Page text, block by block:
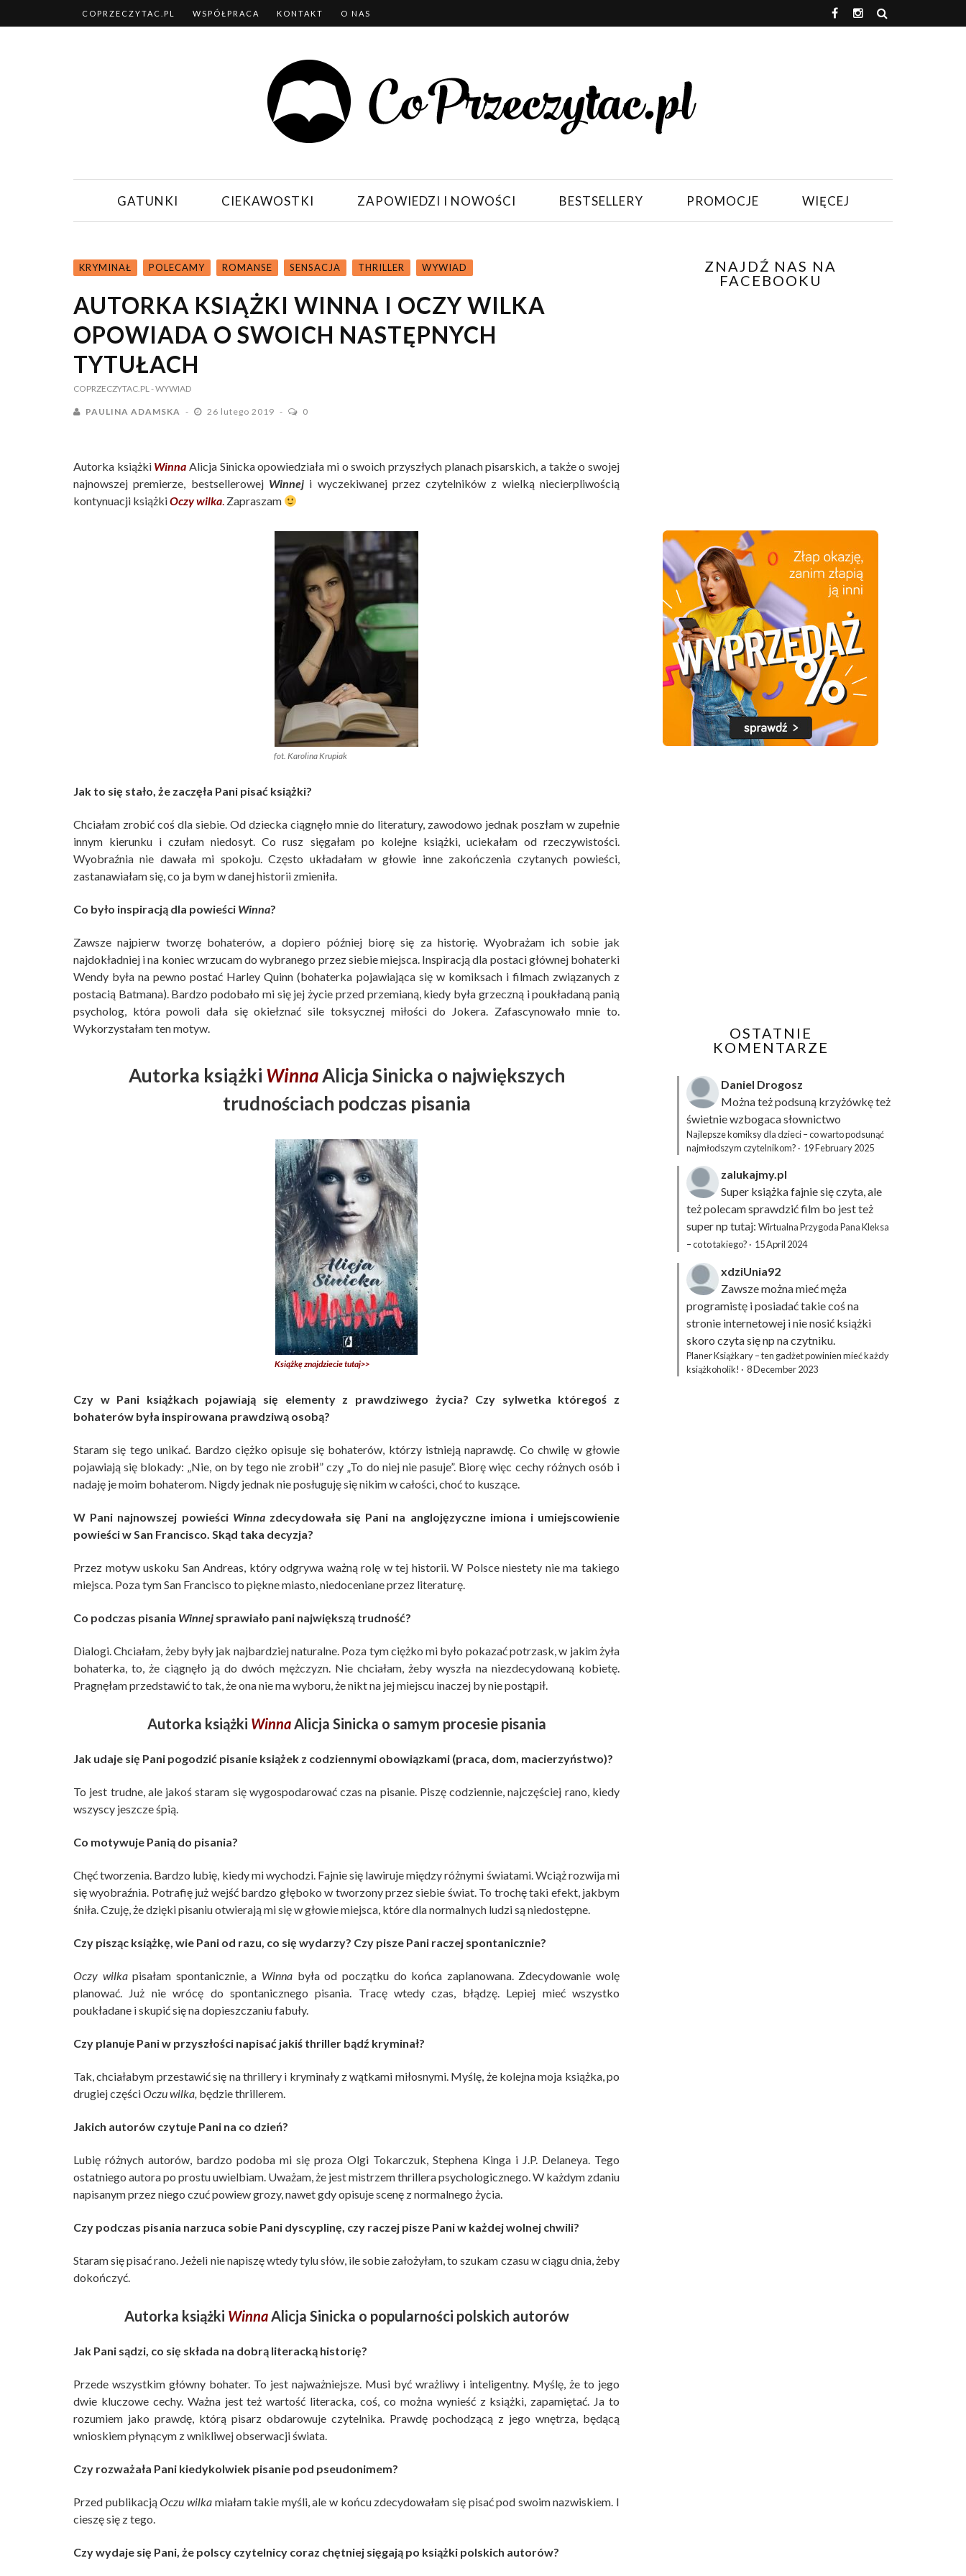
COPRZECZYTAC.PL WSPÓŁPRACA KONTAKT O NAS
GATUNKI CIEKAWOSTKI ZAPOWIEDZI I NOWOŚCI BESTSELLERY PROMOCJE WIĘCEJ
KRYMINAŁ POLECAMY ROMANSE SENSACJA THRILLER WYWIAD
AUTORKA KSIĄŻKI WINNA I OCZY WILKA
OPOWIADA O SWOICH NASTĘPNYCH
TYTUŁACH
COPRZECZYTAC.PL- WYWIAD
PAULINA ADAMSKA 26 lutego 2019 0
Autorka książki Winna Alicja Sinicka opowiedziała mi o swoich przyszłych planach pisarskich, a także o swojej
najnowszej premierze, bestsellerowej Winneji wyczekiwanej przez czytelników z wielką niecierpliwością
kontynuacji książkiOczy wilka. Zapraszam
fot. Karolina Krupiak
Jak to się stało, że zaczęła Pani pisać książki?
Chciałam zrobić coś dla siebie. Od dziecka ciągnęło mnie do literatury, zawodowo jednak poszłam w zupełnie
innym kierunku i czułam niedosyt. Co rusz sięgałam po kolejne książki, uciekałam od rzeczywistości.
Wyobraźnia nie dawała mi spokoju. Często układałam w głowie inne zakończenia czytanych powieści,
zastanawiałam się, co ja bym w danej historii zmieniła.
Co było inspiracją dla powieści Winna?
Zawsze najpierw tworzę bohaterów, a dopiero później biorę się za historię. Wyobrażam ich sobie jak
najdokładniej i na koniec wrzucam do wybranego przez siebie miejsca. Inspiracją dla postaci głównej bohaterki
Wendy była na pewno postać Harley Quinn (bohaterka pojawiająca się w komiksach i filmach związanych z
postacią Batmana). Bardzo podobało mi się jej życie przed przemianą, kiedy była grzeczną i poukładaną panią
psycholog, która powoli dała się okiełznać sile toksycznej miłości do Jokera. Zafascynowało mnie to.
Wykorzystałam ten motyw.
Autorka książki WinnaAlicja Sinicka o największych
trudnościach podczas pisania
Książkę znajdziecie tutaj>>
Czy w Pani książkach pojawiają się elementy z prawdziwego życia? Czy sylwetka któregoś z
bohaterów była inspirowana prawdziwą osobą?
Staram się tego unikać. Bardzo ciężko opisuje się bohaterów, którzy istnieją naprawdę. Co chwilę w głowie
pojawiają się blokady: „Nie, on by tego nie zrobił” czy „To do niej nie pasuje”. Biorę więc cechy różnych osób i
nadaję je moim bohaterom. Nigdy jednak nie posługuję się nikim w całości, choć to kuszące.
W Pani najnowszej powieści Winnazdecydowała się Pani na anglojęzyczne imiona i umiejscowienie
powieści w San Francisco. Skąd taka decyzja?
Przez motyw uskoku San Andreas, który odgrywa ważną rolę w tej historii. W Polsce niestety nie ma takiego
miejsca. Poza tym San Francisco to piękne miasto, niedoceniane przez literaturę.
Co podczas pisania Winnej sprawiało pani największą trudność?
Dialogi. Chciałam, żeby były jak najbardziej naturalne. Poza tym ciężko mi było pokazać potrzask, w jakim żyła
bohaterka, to, że ciągnęło ją do dwóch mężczyzn. Nie chciałam, żeby wyszła na niezdecydowaną kobietę.
Pragnęłam przedstawić to tak, że ona nie ma wyboru, że nikt na jej miejscu inaczej by nie postąpił.
Autorka książki WinnaAlicja Sinicka o samym procesie pisania
Jak udaje się Pani pogodzić pisanie książek z codziennymi obowiązkami (praca, dom, macierzyństwo)?
To jest trudne, ale jakoś staram się wygospodarować czas na pisanie. Piszę codziennie, najczęściej rano, kiedy
wszyscy jeszcze śpią.
Co motywuje Panią do pisania?
Chęć tworzenia. Bardzo lubię, kiedy mi wychodzi. Fajnie się lawiruje między różnymi światami. Wciąż rozwija mi
się wyobraźnia. Potrafię już wejść bardzo głęboko w tworzony przez siebie świat. To trochę taki efekt, jakbym
śniła. Czuję, że dzięki pisaniu otwierają mi się w głowie miejsca, które dla normalnych ludzi są niedostępne.
Czy pisząc książkę, wie Pani od razu, co się wydarzy? Czy pisze Pani raczej spontanicznie?
Oczy wilkapisałam spontanicznie, a Winna była od początku do końca zaplanowana. Zdecydowanie wolę
planować. Już nie wrócę do spontanicznego pisania. Tracę wtedy czas, błądzę. Lepiej mieć wszystko
poukładane i skupić się na dopieszczaniu fabuły.
Czy planuje Pani w przyszłości napisać jakiś thriller bądź kryminał?
Tak, chciałabym przestawić się na thrillery i kryminały z wątkami miłosnymi. Myślę, że kolejna moja książka, po
drugiej częściOczu wilka, będzie thrillerem.
Jakich autorów czytuje Pani na co dzień?
Lubię różnych autorów, bardzo podoba mi się proza Olgi Tokarczuk, Stephena Kinga i J.P. Delaneya. Tego
ostatniego autora po prostu uwielbiam. Uważam, że jest mistrzem thrillera psychologicznego. W każdym zdaniu
napisanym przez niego czuć powiew grozy, nawet gdy opisuje scenę z normalnego życia.
Czy podczas pisania narzuca sobie Pani dyscyplinę, czy raczej pisze Pani w każdej wolnej chwili?
Staram się pisać rano. Jeżeli nie napiszę wtedy tylu słów, ile sobie założyłam, to szukam czasu w ciągu dnia, żeby
dokończyć.
Autorka książki WinnaAlicja Sinicka o popularności polskich autorów
Jak Pani sądzi, co się składa na dobrą literacką historię?
Przede wszystkim główny bohater. To jest najważniejsze. Musi być wrażliwy i inteligentny. Myślę, że to jego
dwie kluczowe cechy. Ważna jest też wartość literacka, coś, co można wynieść z książki, zapamiętać. Ja to
rozumiem jako prawdę, którą pisarz obdarowuje czytelnika. Prawdę pochodzącą z jego wnętrza, będącą
wnioskiem płynącym z wnikliwej obserwacji świata.
Czy rozważała Pani kiedykolwiek pisanie pod pseudonimem?
Przed publikacjąOczu wilkamiałam takie myśli, ale w końcu zdecydowałam się pisać pod swoim nazwiskiem. I
cieszę się z tego.
Czy wydaje się Pani, że polscy czytelnicy coraz chętniej sięgają po książki polskich autorów?
ZNAJDŹ NAS NA
FACEBOOKU
OSTATNIE
KOMENTARZE
Daniel Drogosz
Można też podsuną krzyżówkęteż
świetnie wzbogaca słownictwo
Najlepsze komiksy dla dzieci – co warto podsunąć
najmłodszym czytelnikom? · 19 February 2025
zalukajmy.pl
Super książka fajnie się czyta, ale
też polecam sprawdzić film bo jest też
super np tutaj: Wirtualna Przygoda Pana Kleksa
– co to takiego? · 15 April 2024
xdziUnia92
Zawsze można mieć męża
programistę i posiadać takie coś na
stronie internetowej i nie nosić książki
skoro czyta się np na czytniku.
Planer Książkary – ten gadżet powinien mieć każdy
książkoholik! · 8 December 2023